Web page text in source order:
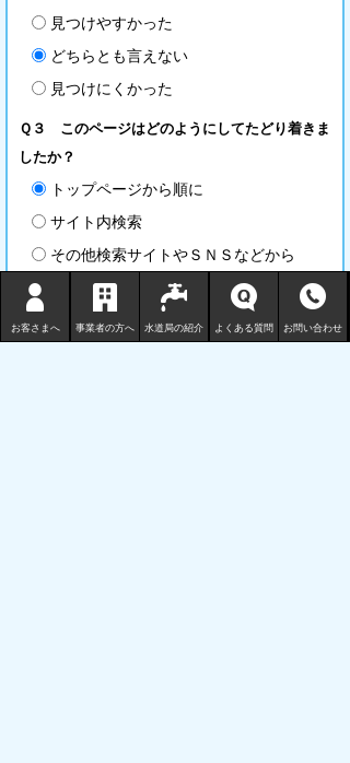
お客さまへ 事業者の方へ 水道局の紹介 よくある質問 お問い合わせ
見つけやすかった
どちらとも言えない
見つけにくかった
Ｑ３ このページはどのようにしてたどり着きま
したか？
トップページから順に
サイト内検索
その他検索サイトやＳＮＳなどから